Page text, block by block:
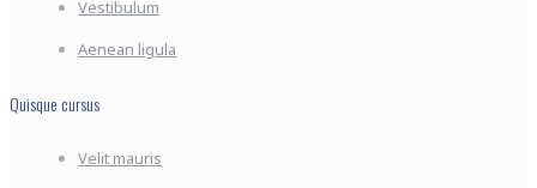
Vestibulum
Aenean ligula
Quisque cursus
Velit mauris